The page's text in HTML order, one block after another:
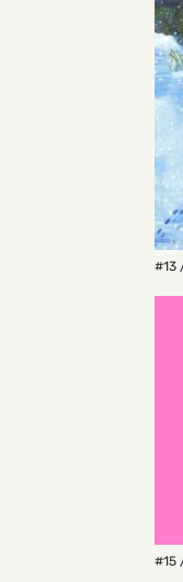
#13
#15